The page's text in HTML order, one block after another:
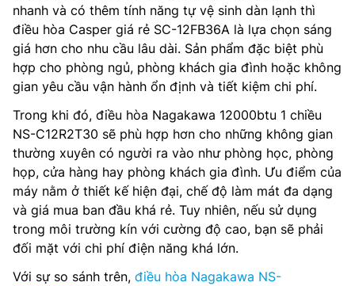
nhanh và có thêm tính năng tự vệ sinh dàn lạnh thì
điều hòa Casper giá rẻ SC-12FB36A là lựa chọn sáng
giá hơn cho nhu cầu lâu dài. Sản phẩm đặc biệt phù
hợp cho phòng ngủ, phòng khách gia đình hoặc không
gian yêu cầu vận hành ổn định và tiết kiệm chi phí.
Trong khi đó, điều hòa Nagakawa 12000btu 1 chiều
NS-C12R2T30 sẽ phù hợp hơn cho những không gian
thường xuyên có người ra vào như phòng học, phòng
họp, cửa hàng hay phòng khách gia đình. Ưu điểm của
máy nằm ở thiết kế hiện đại, chế độ làm mát đa dạng
và giá mua ban đầu khá rẻ. Tuy nhiên, nếu sử dụng
trong môi trường kín với cường độ cao, bạn sẽ phải
đối mặt với chi phí điện năng khá lớn.
Với sự so sánh trên, điều hòa Nagakawa NS-